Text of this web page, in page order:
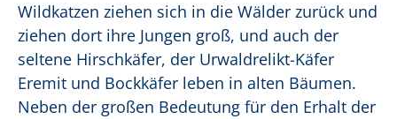
Wildkatzen ziehen sich in die Wälder zurück und
ziehen dort ihre Jungen groß, und auch der
seltene Hirschkäfer, der Urwaldrelikt-Käfer
Eremit und Bockkäfer leben in alten Bäumen.
Neben der großen Bedeutung für den Erhalt der